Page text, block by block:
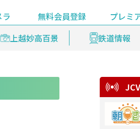
ッチ 編集部おすすめ
上越妙高百景 鉄道情報
無料会員登録
プレミ
プレミアム会員登録